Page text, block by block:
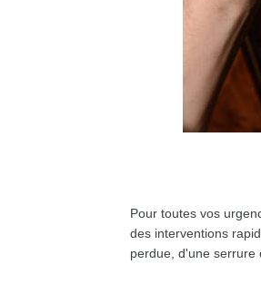
Pour toutes vos
des interventions
perdue, d'une serrure